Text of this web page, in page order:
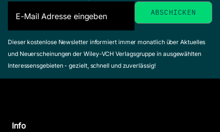
Dieser kostenlose Newsletter informiert immer monatlich über Aktuelles
und Neuerscheinungen der Wiley-VCH Verlagsgruppe in ausgewählten
Interessensgebieten - gezielt, schnell und zuverlässig!
Info